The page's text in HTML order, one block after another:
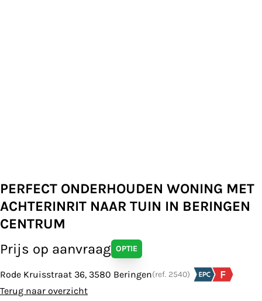
PERFECT ONDERHOUDEN WONING MET
ACHTERINRIT NAAR TUIN IN BERINGEN
CENTRUM
Prijs op aanvraag OPTIE
Rode Kruisstraat 36, 3580 Beringen(ref. 2540)
Terug naar overzicht